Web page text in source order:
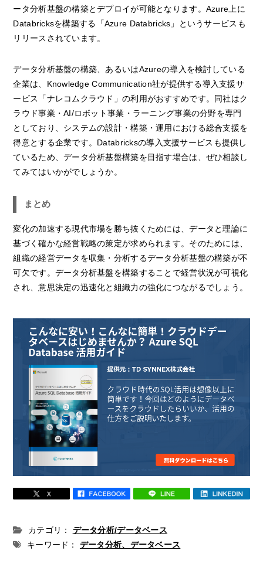
ータ分析基盤の構築とデプロイが可能となります。Azure上に
Databricksを構築する「Azure Databricks」というサービスも
リリースされています。
データ分析基盤の構築、あるいはAzureの導入を検討している
企業は、Knowledge Communication社が提供する導入支援サ
ービス「ナレコムクラウド」の利用がおすすめです。同社はク
ラウド事業・AI/ロボット事業・ラーニング事業の分野を専門
としており、システムの設計・構築・運用における総合支援を
得意とする企業です。Databricksの導入支援サービスも提供し
ているため、データ分析基盤構築を目指す場合は、ぜひ相談し
てみてはいかがでしょうか。
まとめ
変化の加速する現代市場を勝ち抜くためには、データと理論に
基づく確かな経営戦略の策定が求められます。そのためには、
組織の経営データを収集・分析するデータ分析基盤の構築が不
可欠です。データ分析基盤を構築することで経営状況が可視化
され、意思決定の迅速化と組織力の強化につながるでしょう。
カテゴリ：
データ分析/データベース
キーワード：
データ分析、データベース